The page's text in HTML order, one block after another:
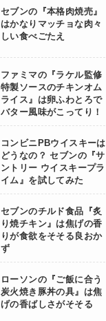
セブンの『本格肉焼売』
はかなりマッチョな肉々
しい食べごたえ
ファミマの『ラケル監修
特製ソースのチキンオム
ライス』は卵ふわとろで
バター風味がこってり！
コンビニPBウイスキーは
どうなの？ セブンの『サ
ントリー ウイスキープラ
イム』を試してみた
セブンのチルド食品『炙
り焼チキン』は焦げの香
りが食欲をそそる良おか
ず
ローソンの『ご飯に合う
炭火焼き豚丼の具』は焦
げの香ばしさがそそる